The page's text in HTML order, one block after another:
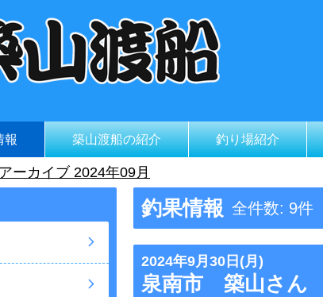
報 築山渡船の紹介 釣り場紹介
ーカイブ 2024年09月
釣果情報 全件数: 9件
2024年9月30日(月)
泉南市 築山さん